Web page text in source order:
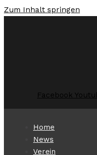
Zum Inhalt springen
Facebook
Home
News
Verein